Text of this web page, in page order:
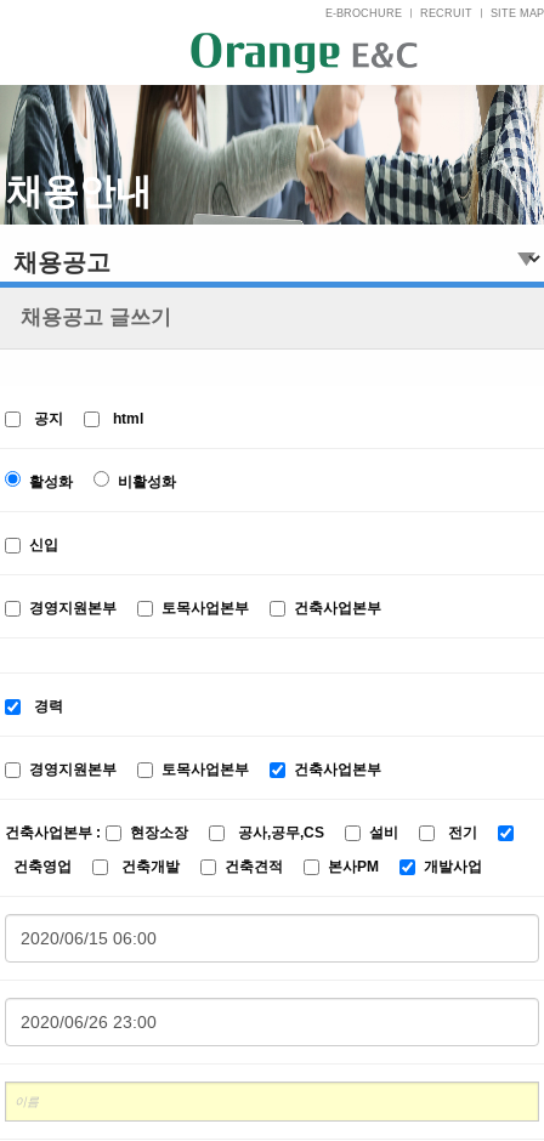
E-BROCHURE RECRUIT SITE MAP
채용안내
채용공고 글쓰기
공지 html
활성화 비활성화
신입
경영지원본부 토목사업본부 건축사업본부
경력
경영지원본부 토목사업본부 건축사업본부
건축사업본부 : 현장소장 공사,공무,CS 설비 전기
건축영업 건축개발 건축견적 본사PM 개발사업